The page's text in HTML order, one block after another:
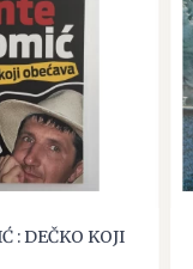
: DEČKO KOJI